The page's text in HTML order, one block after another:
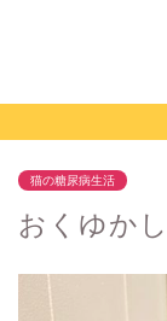
猫の糖尿病生活
おくゆか